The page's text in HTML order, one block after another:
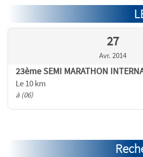
27
Avr. 2014
23ème SEMI MARATHON
Le 10 km
à (06)